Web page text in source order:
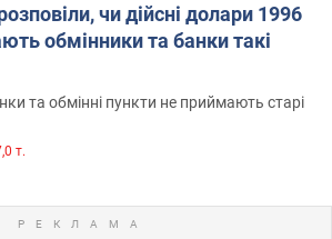
чи дійсні долари 1996
обмінники та банки такі
та обмінні пункти не приймають старі
т.